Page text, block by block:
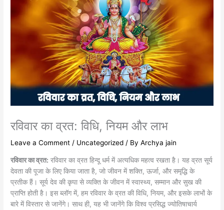
रविवार का व्रत: विधि, नियम और लाभ
Leave a Comment / Uncategorized / ByArchya jain
रविवार का व्रत: रविवार का व्रत हिन्दू धर्म में अत्यधिक महत्व रखता है। यह व्रत सूर्य
देवता की पूजा के लिए किया जाता है, जो जीवन में शक्ति, ऊर्जा, और समृद्धि के
प्रतीक हैं। सूर्य देव की कृपा से व्यक्ति के जीवन में स्वास्थ्य, सम्मान और सुख की
प्राप्ति होती है। इस ब्लॉग में, हम रविवार के व्रत की विधि, नियम, और इसके लाभों के
बारे में विस्तार से जानेंगे। साथ ही, यह भी जानेंगे कि विश्व प्रसिद्ध ज्योतिषाचार्य